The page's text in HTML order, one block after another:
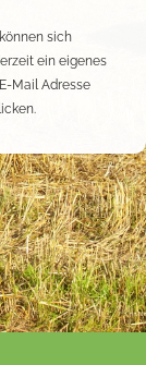
sich
ein eigenes
Mail Adresse